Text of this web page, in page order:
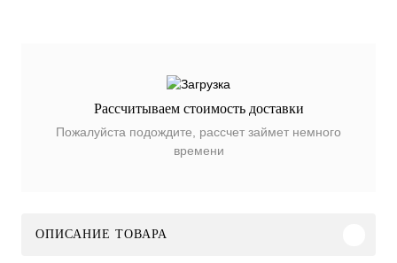
Рассчитываем стоимость доставки
Пожалуйста подождите, рассчет займет немного
времени
ОПИСАНИЕ ТОВАРА